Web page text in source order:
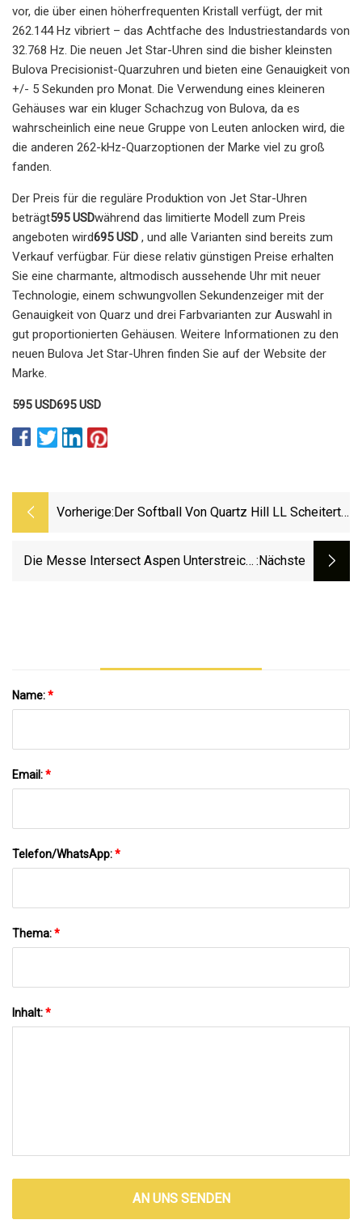
vor, die über einen höherfrequenten Kristall verfügt, der mit
262.144 Hz vibriert – das Achtfache des Industriestandards von
32.768 Hz. Die neuen Jet Star-Uhren sind die bisher kleinsten
Bulova Precisionist-Quarzuhren und bieten eine Genauigkeit von
+/- 5 Sekunden pro Monat. Die Verwendung eines kleineren
Gehäuses war ein kluger Schachzug von Bulova, da es
wahrscheinlich eine neue Gruppe von Leuten anlocken wird, die
die anderen 262-kHz-Quarzoptionen der Marke viel zu groß
fanden.
Der Preis für die reguläre Produktion von Jet Star-Uhren
beträgt595 USDwährend das limitierte Modell zum Preis
angeboten wird695 USD , und alle Varianten sind bereits zum
Verkauf verfügbar. Für diese relativ günstigen Preise erhalten
Sie eine charmante, altmodisch aussehende Uhr mit neuer
Technologie, einem schwungvollen Sekundenzeiger mit der
Genauigkeit von Quarz und drei Farbvarianten zur Auswahl in
gut proportionierten Gehäusen. Weitere Informationen zu den
neuen Bulova Jet Star-Uhren finden Sie auf der Website der
Marke.
595 USD695 USD
Vorherige: Der Softball Von Quartz Hill LL Scheitert
Die Messe Intersect Aspen Unterstreicht :nächste
Name:*
Email:*
Telefon/WhatsApp:*
Thema:*
Inhalt:*
AN UNS SENDEN